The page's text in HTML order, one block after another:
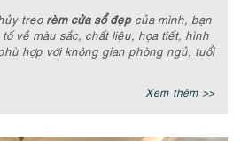
treo rèm cửa sổ đẹpcủa mình, bạn
về màu sắc, chất liệu, họa tiết, hình
hợp với không gian phòng ngủ, tuổi
Xem thêm >>